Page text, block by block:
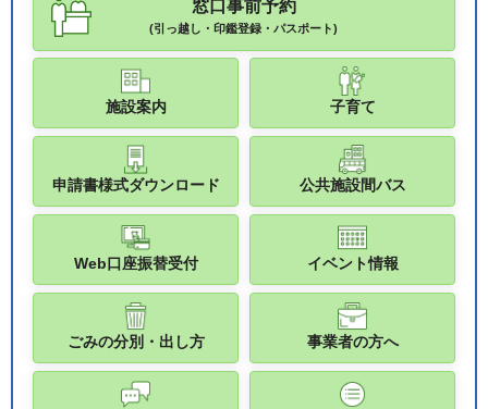
窓口事前予約
(引っ越し・印鑑登録・パスポート)
施設案内 子育て
申請書様式ダウンロード 公共施設間バス
Web口座振替受付 イベント情報
ごみの分別・出し方 事業者の方へ